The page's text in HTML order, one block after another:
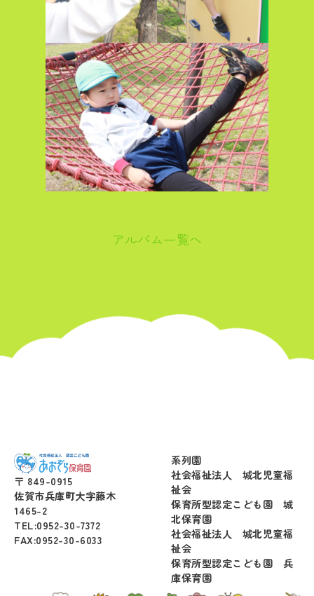
アルバム一覧へ
〒 849-0915
佐賀市兵庫町大字藤木
1465-2
TEL:0952-30-7372
FAX:0952-30-6033
系列園
社会福祉法人 城北児童福
祉会
保育所型認定こども園 城
北保育園
社会福祉法人 城北児童福
祉会
保育所型認定こども園 兵
庫保育園